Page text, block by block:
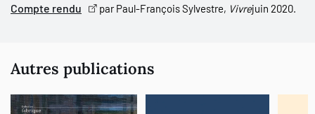
Compte rendu par Paul-François Sylvestre, Vivrejuin 2020.
Autres publications